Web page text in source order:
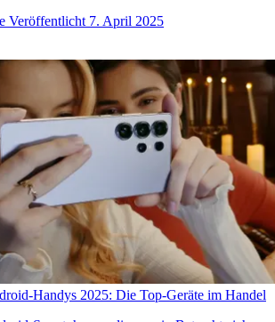
Veröffentlicht 7. April 2025
Handys 2025: Die Top-Geräte im Handel